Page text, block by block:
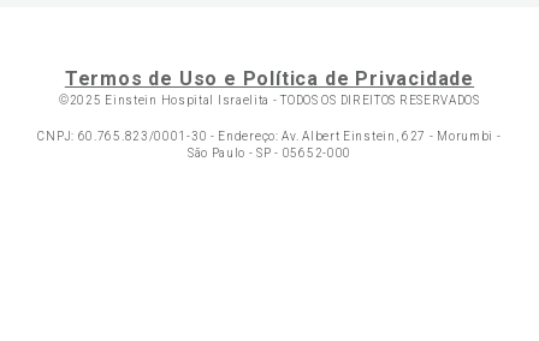
Termos de Uso e Política de Privacidade
©2025 Einstein Hospital Israelita -TODOS OS DIREITOS RESERVADOS
CNPJ: 60.765.823/0001-30 - Endereço: Av. Albert Einstein, 627 - Morumbi -
São Paulo - SP - 05652-000